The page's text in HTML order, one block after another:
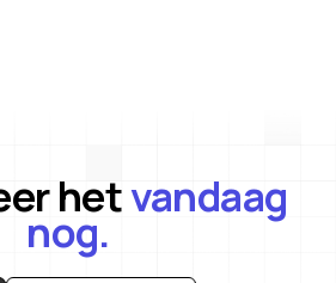
hetvandaag
nog.